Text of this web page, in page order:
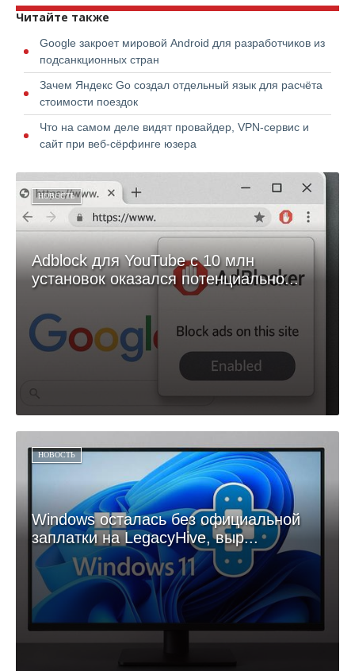
Читайте также
Google закроет мировой Android для разработчиков из
подсанкционных стран
Зачем Яндекс Go создал отдельный язык для расчёта
стоимости поездок
Что на самом деле видят провайдер, VPN-сервис и
сайт при веб-сёрфинге юзера
НОВОСТЬ
Adblock для YouTube с 10 млн
установок оказался потенциально...
НОВОСТЬ
Windows осталась без официальной
заплатки на LegacyHive, выр...